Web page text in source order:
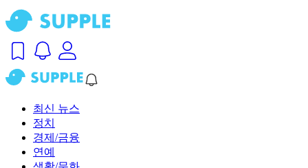
최신 뉴스
정치
경제/금융
연예